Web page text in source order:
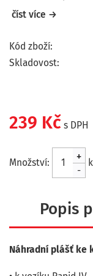
číst více →
Kód zboží:
Skladovost:
239 Kč s DPH
Množství:
-
+
Popis
Náhradní plášť ke